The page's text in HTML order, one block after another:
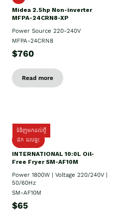
Midea 2.5hp Non-inverter
MFPA-24CRN8-XP
Power Source 220-240V
MFPA-24CRN8
$760
Read more
ទំនិញមកដល់ថ្មី
ដឹក ដល់ផ្ទះ
INTERNATIONAL 10:0L Oil-
Free Fryer SM-AF10M
Power 1800W | Voltage 220/240V |
50/60Hz
SM-AF10M
$65